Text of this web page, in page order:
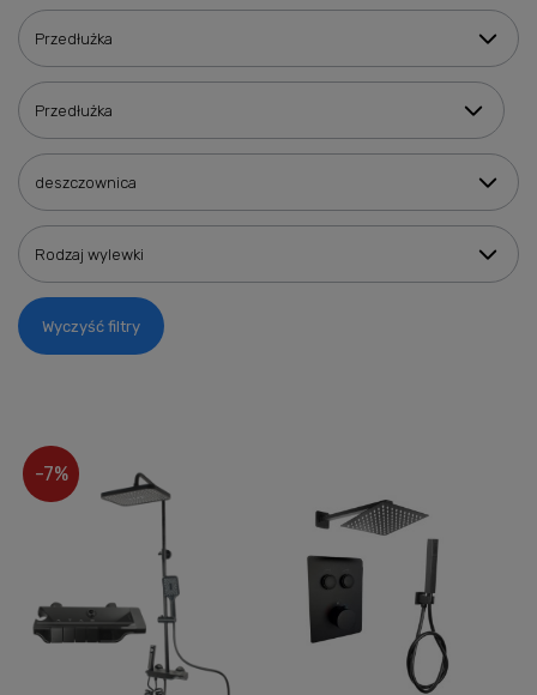
Przedłużka
Przedłużka
deszczownica
Rodzaj wylewki
Wyczyść filtry
-7%